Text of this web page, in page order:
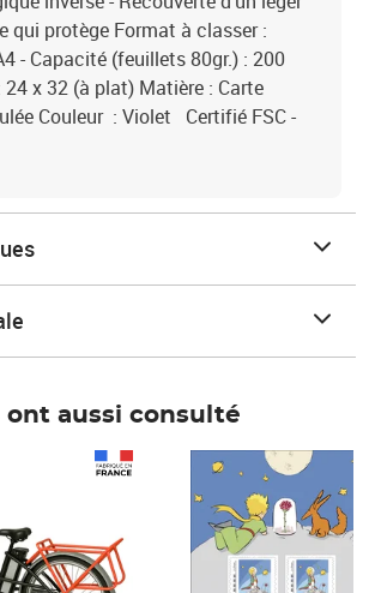
qui protège Format à classer :
- Capacité (feuillets 80gr.) : 200
x 32 (à plat) Matière : Carte
Couleur : Violet Certifié FSC -
ont aussi consulté
Prix 6,25€ HT